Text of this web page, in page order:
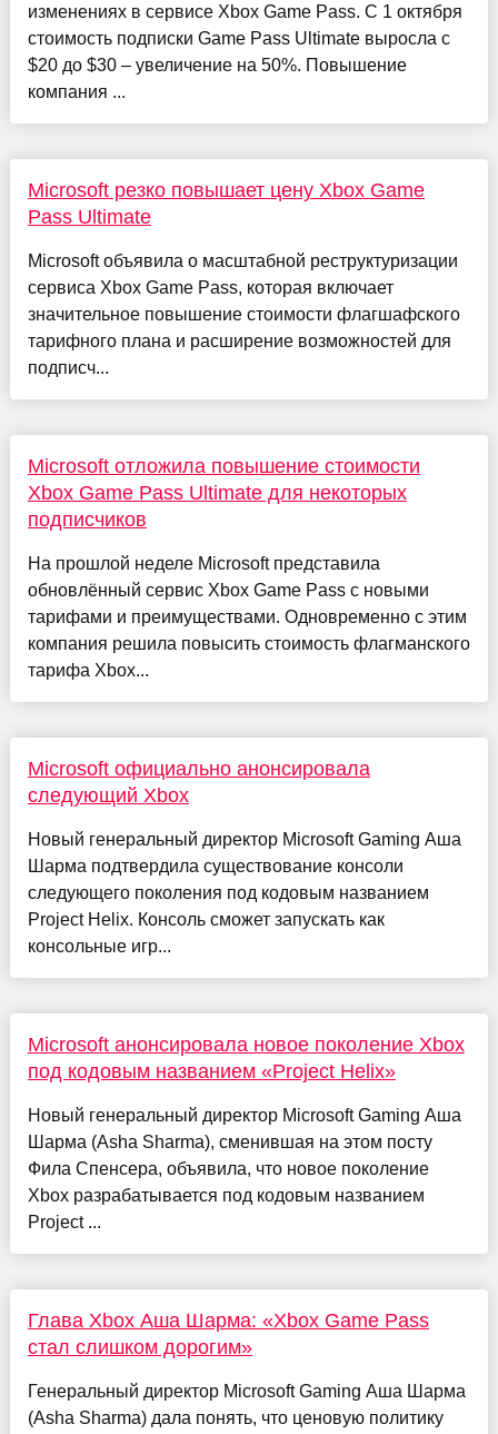
изменениях в сервисе Xbox Game Pass. С 1 октября
стоимость подписки Game Pass Ultimate выросла с
$20 до $30 – увеличение на 50%. Повышение
компания ...
Microsoft резко повышает цену Xbox Game
Pass Ultimate
Microsoft объявила о масштабной реструктуризации
сервиса Xbox Game Pass, которая включает
значительное повышение стоимости флагшафского
тарифного плана и расширение возможностей для
подписч...
Microsoft отложила повышение стоимости
Xbox Game Pass Ultimate для некоторых
подписчиков
На прошлой неделе Microsoft представила
обновлённый сервис Xbox Game Pass с новыми
тарифами и преимуществами. Одновременно с этим
компания решила повысить стоимость флагманского
тарифа Xbox...
Microsoft официально анонсировала
следующий Xbox
Новый генеральный директор Microsoft Gaming Аша
Шарма подтвердила существование консоли
следующего поколения под кодовым названием
Project Helix. Консоль сможет запускать как
консольные игр...
Microsoft анонсировала новое поколение Xbox
под кодовым названием «Project Helix»
Новый генеральный директор Microsoft Gaming Аша
Шарма (Asha Sharma), сменившая на этом посту
Фила Спенсера, объявила, что новое поколение
Xbox разрабатывается под кодовым названием
Project ...
Глава Xbox Аша Шарма: «Xbox Game Pass
стал слишком дорогим»
Генеральный директор Microsoft Gaming Аша Шарма
(Asha Sharma) дала понять, что ценовую политику